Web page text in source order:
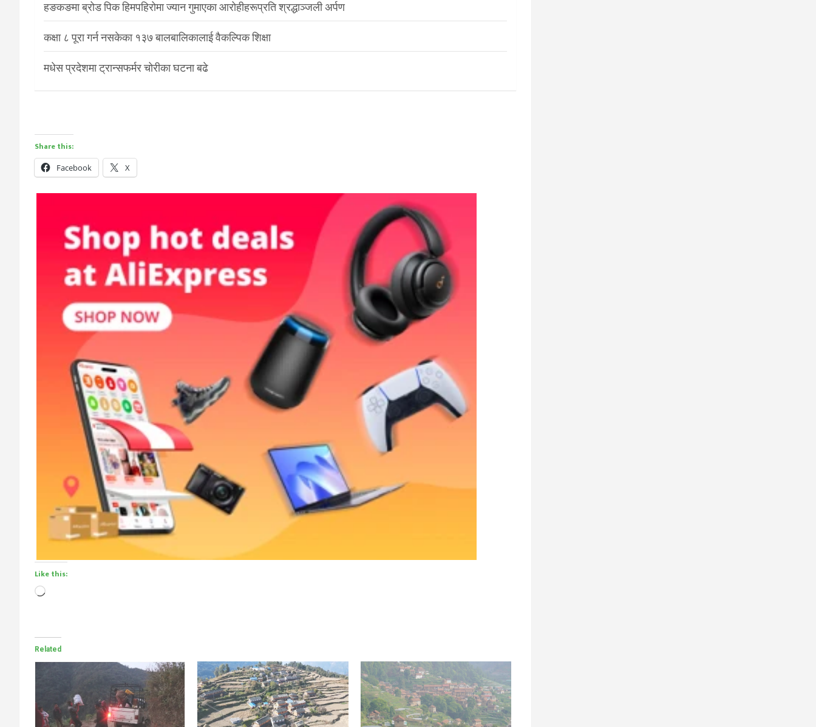
हङकङमा ब्रोड पिक हिमपहिरोमा ज्यान गुमाएका आरोहीहरूप्रति श्रद्धाञ्जली अर्पण
कक्षा ८ पूरा गर्न नसकेका १३७ बालबालिकालाई वैकल्पिक शिक्षा
मधेस प्रदेशमा ट्रान्सफर्मर चोरीका घटना बढे
Share this:
Facebook X
Like this:
Loading…
Related